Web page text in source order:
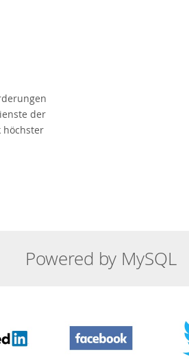
der
höchster
Powered by MySQL